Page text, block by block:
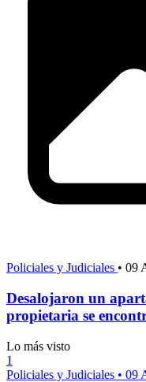
Policiales y Judiciales • 09
Desalojaron un
propietaria se
Lo más visto
1
Policiales y Judiciales • 09